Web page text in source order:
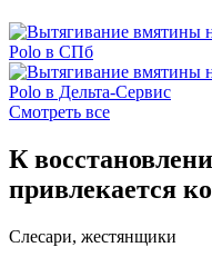
Смотреть все
К
привлекается
Слесари, жестянщики